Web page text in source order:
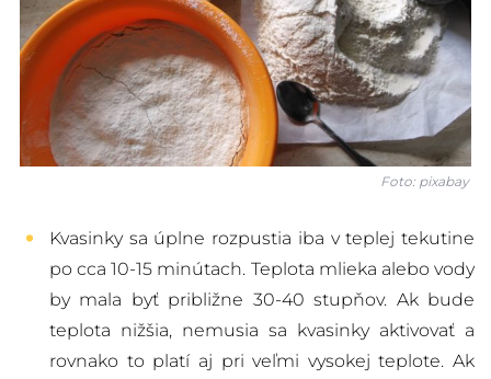
Foto: pixabay
Kvasinky sa úplne rozpustia iba v teplej tekutine
po cca 10-15 minútach. Teplota mlieka alebo vody
by mala byť približne 30-40 stupňov. Ak bude
teplota nižšia, nemusia sa kvasinky aktivovať a
rovnako to platí aj pri veľmi vysokej teplote. Ak